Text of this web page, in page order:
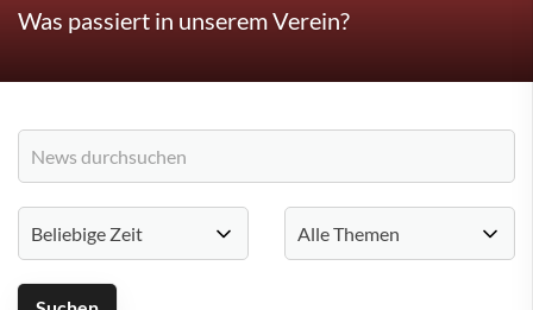
Was passiert in unserem Verein?